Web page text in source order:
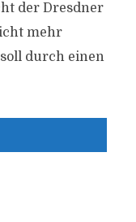
der Dresdner
mehr
durch einen